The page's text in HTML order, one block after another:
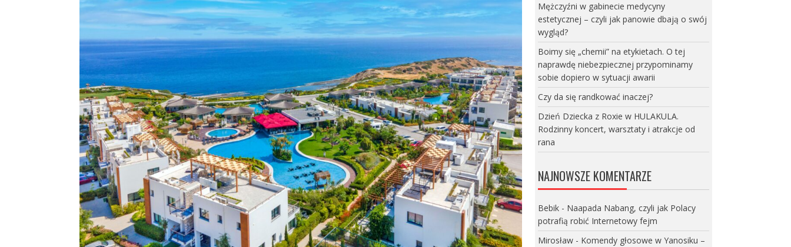
Mężczyźni w gabinecie medycyny
estetycznej – czyli jak panowie dbają o swój
wygląd?
Boimy się „chemii” na etykietach. O tej
naprawdę niebezpiecznej przypominamy
sobie dopiero w sytuacji awarii
Czy da się randkować inaczej?
Dzień Dziecka z Roxie w HULAKULA.
Rodzinny koncert, warsztaty i atrakcje od
rana
NAJNOWSZE KOMENTARZE
Bebik- Naapada Nabang, czyli jak Polacy
potrafią robić Internetowy fejm
Mirosław- Komendy głosowe w Yanosiku –